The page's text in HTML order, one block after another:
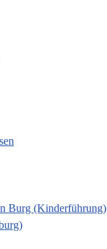
Burg (Kinderführung)